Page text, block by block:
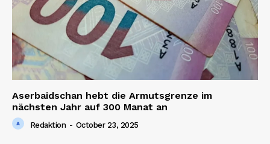
Aserbaidschan hebt die Armutsgrenze im
nächsten Jahr auf 300 Manat an
Redaktion - October 23, 2025